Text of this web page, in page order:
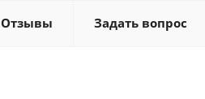
Отзывы Задать вопрос